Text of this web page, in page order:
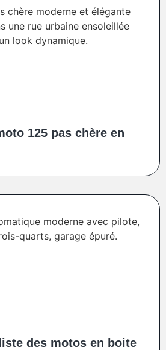
125 pas chère en
des motos en boite